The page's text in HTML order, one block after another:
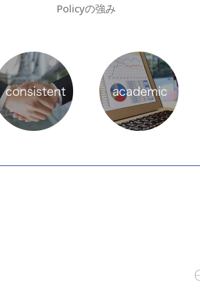
Policyの強み